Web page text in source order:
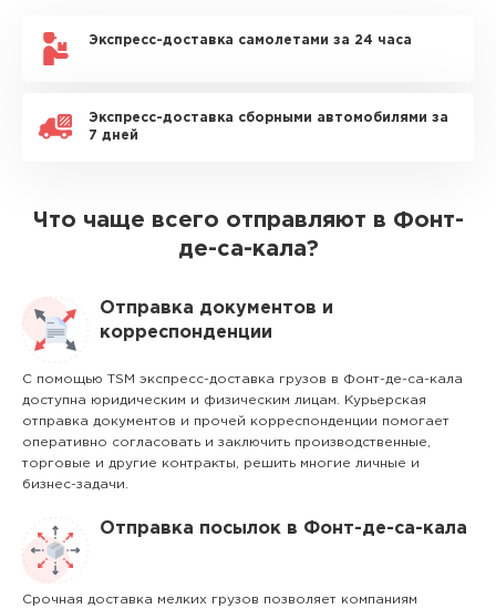
Экспресс-доставка самолетами за 24 часа
Экспресс-доставка сборными автомобилями за
7 дней
Что чаще всего отправляют в Фонт-
де-са-кала?
Отправка документов и
корреспонденции
С помощью TSM экспресс-доставка грузов в Фонт-де-са-кала
доступна юридическим и физическим лицам. Курьерская
отправка документов и прочей корреспонденции помогает
оперативно согласовать и заключить производственные,
торговые и другие контракты, решить многие личные и
бизнес-задачи.
Отправка посылок в Фонт-де-са-кала
Срочная доставка мелких грузов позволяет компаниям